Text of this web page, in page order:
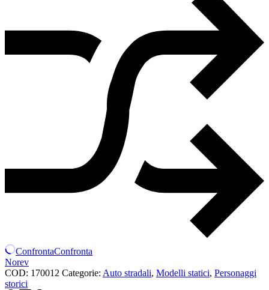
ConfrontaConfronta
Norev
COD: 170012 Categorie: Auto stradali, Modelli statici, Personaggi
storici